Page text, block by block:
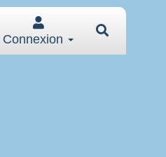
Connexion